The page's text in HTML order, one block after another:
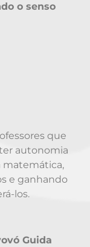
o senso
que
autonomia
matemática,
e ganhando
los.
Guida